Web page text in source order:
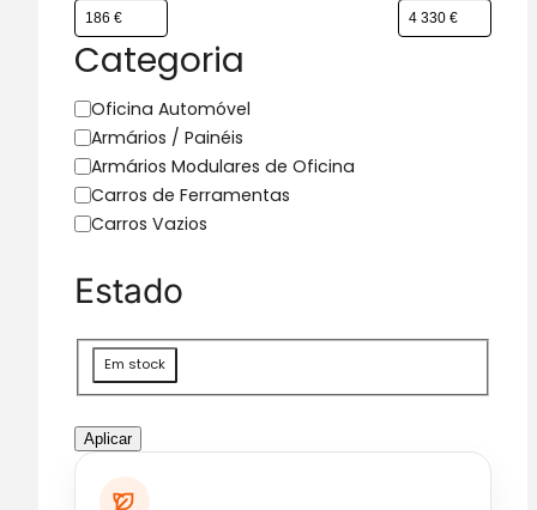
Categoria
C
a
t
e
g
o
Oficina Automóvel
Armários / Painéis
Armários Modulares de Oficina
Carros de Ferramentas
Carros Vazios
Estado
i
p
Em stock
Aplicar